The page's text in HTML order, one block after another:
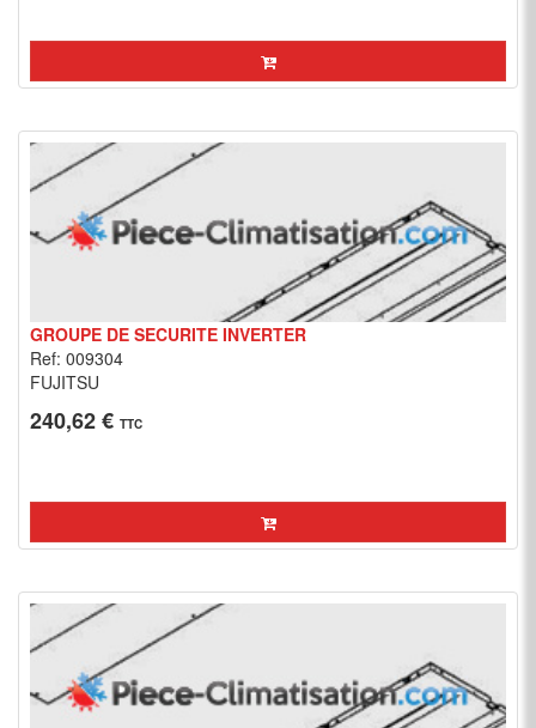
GROUPE DE SECURITE INVERTER
Ref: 009304
FUJITSU
240,62 € TTC